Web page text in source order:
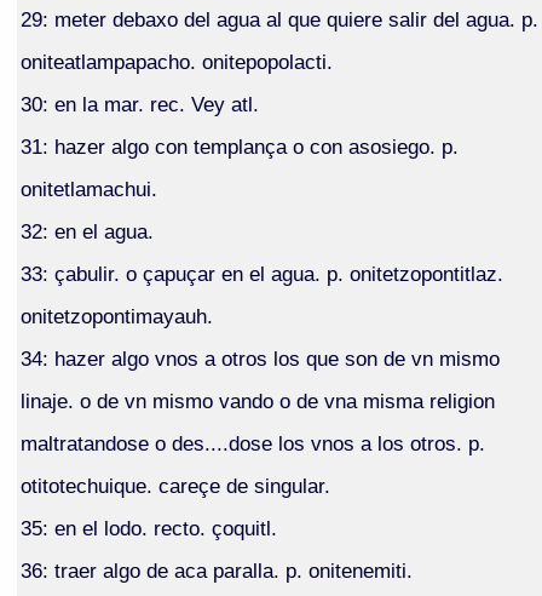
29: meter debaxo del agua al que quiere salir del agua. p.
oniteatlampapacho. onitepopolacti.
30: en la mar. rec. Vey atl.
31: hazer algo con templança o con asosiego. p.
onitetlamachui.
32: en el agua.
33: çabulir. o çapuçar en el agua. p. onitetzopontitlaz.
onitetzopontimayauh.
34: hazer algo vnos a otros los que son de vn mismo
linaje. o de vn mismo vando o de vna misma religion
maltratandose o des....dose los vnos a los otros. p.
otitotechuique. careçe de singular.
35: en el lodo. recto. çoquitl.
36: traer algo de aca paralla. p. onitenemiti.